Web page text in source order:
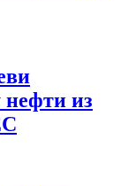
нефти из